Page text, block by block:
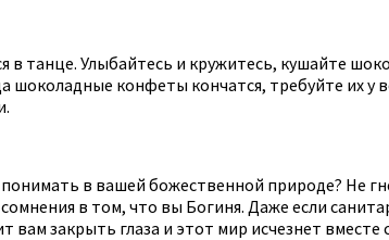
в танце. Улыбайтесь и кружитесь, кушайте
шоколадные конфеты кончатся, требуйте их у
в вашей божественной природе? Не
в том, что вы Богиня. Даже если
закрыть глаза и этот мир исчезнет вместе